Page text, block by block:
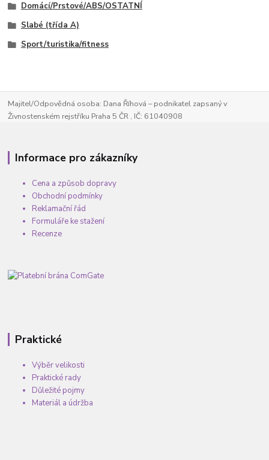
Domácí/Prstové/ABS/OSTATNÍ
Slabé (třída A)
Sport/turistika/fitness
Majitel/Odpovědná osoba: Dana Říhová – podnikatel zapsaný v
Živnostenském rejstříku Praha 5 ČR , IČ: 61040908
Informace pro zákazníky
Cena a způsob dopravy
Obchodní podmínky
Reklamační řád
Formuláře ke stažení
Recenze
Praktické
Výběr velikosti
Praktické rady
Důležité pojmy
Materiál a údržba